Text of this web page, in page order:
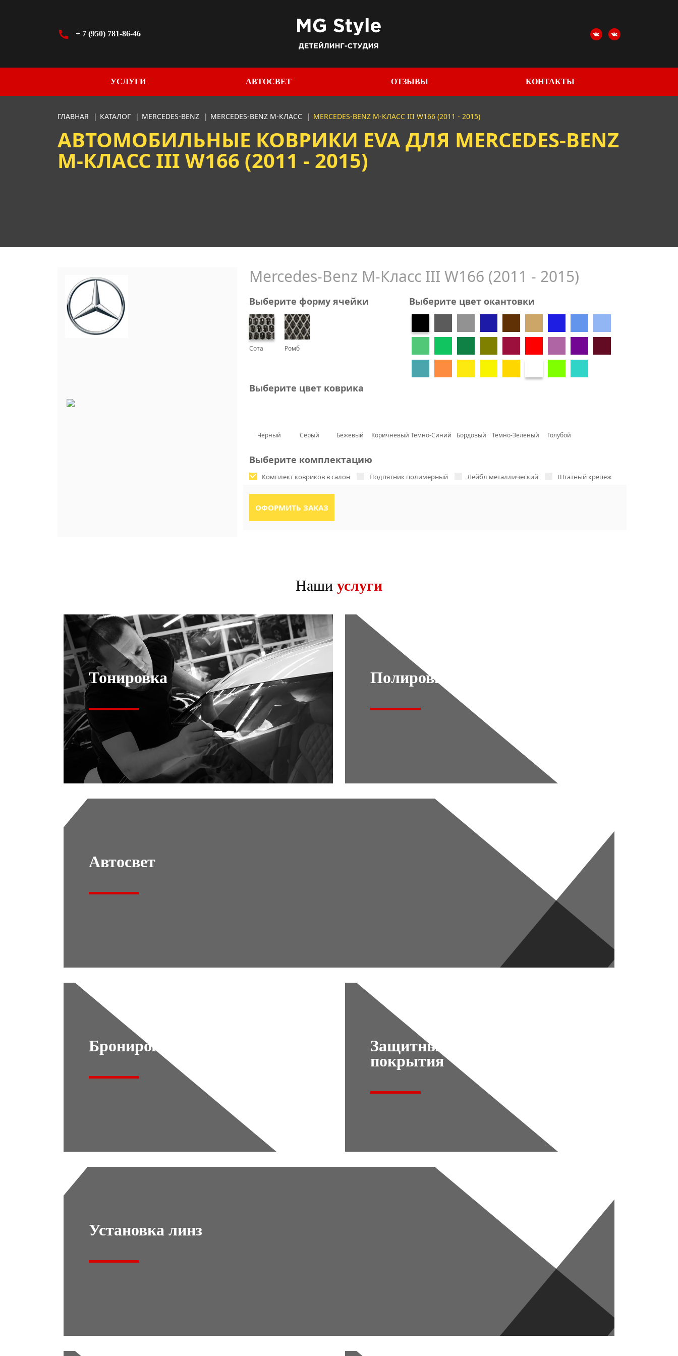
+ 7 (950) 781-86-46
УСЛУГИ АВТОСВЕТ ОТЗЫВЫ КОНТАКТЫ
ГЛАВНАЯ | КАТАЛОГ | MERCEDES-BENZ | MERCEDES-BENZ M-КЛАСС | MERCEDES-BENZ M-КЛАСС III W166 (2011 - 2015)
АВТОМОБИЛЬНЫЕ КОВРИКИ EVA ДЛЯ MERCEDES-BENZ
M-КЛАСС III W166 (2011 - 2015)
Mercedes-Benz M-Класс III W166 (2011 - 2015)
Выберите форму ячейки
Сота Ромб
Выберите цвет окантовки
Выберите цвет коврика
Черный Серый Бежевый Коричневый Темно-Синий Бордовый Темно-Зеленый Голубой
Выберите комплектацию
Комплект ковриков в салон Подпятник полимерный Лейбл металлический Штатный крепеж
Наши услуги
Тонировка Полировка
Автосвет
Бронирование
Защитные
покрытия
Установка линз